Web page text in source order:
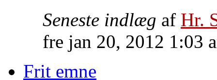
Seneste indlæg af Hr.
fre jan 20, 2012 1:03
Frit emne